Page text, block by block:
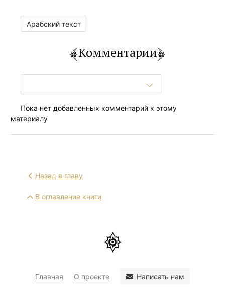
Арабский текст
Комментарии
Пока нет добавленных комментарий к этому
материалу
Назад в главу
В оглавление книги
Главная О проекте Написать нам